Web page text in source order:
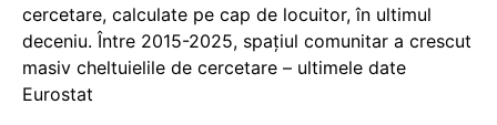
cercetare, calculate pe cap de locuitor, în ultimul
deceniu. Între 2015-2025, spațiul comunitar a crescut
masiv cheltuielile de cercetare – ultimele date
Eurostat